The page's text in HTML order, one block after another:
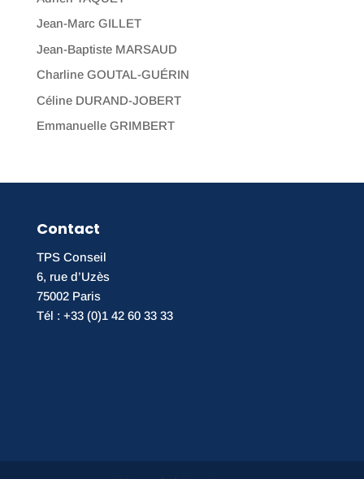
Jean-Marc GILLET
Jean-Baptiste MARSAUD
Charline GOUTAL-GUÉRIN
Céline DURAND-JOBERT
Emmanuelle GRIMBERT
Contact
TPS Conseil
6, rue d’Uzès
75002 Paris
Tél : +33 (0)1 42 60 33 33